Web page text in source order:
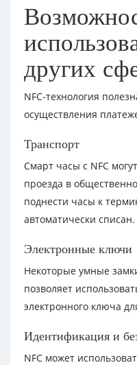
других
NFC-технология
осуществления
Транспорт
Смарт часы с NFC
проезда в
поднести часы к
автоматически списан.
Электронные ключи
Некоторые умные
позволяет
электронного ключа
Идентификация и
NFC может